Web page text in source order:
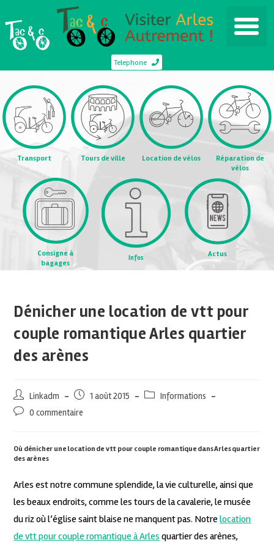
Telephone
Transport Tours de ville Location de vélos
Réparation de
vélos
Consigne à
bagages
Infos Actus
Dénicher une location de vtt pour
couple romantique Arles quartier
des arènes
Linkadm 1 août 2015
Informations
0 commentaire
Où dénicher une location de vtt pour couple romantique dans Arles quartier
des arènes
Arles est notre commune splendide, la vie culturelle, ainsi que
les beaux endroits, comme les tours de la cavalerie, le musée
du riz où l’église saint blaise ne manquent pas. Notrelocation
de vtt pour couple romantique à Arles quartier des arènes,